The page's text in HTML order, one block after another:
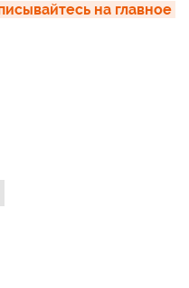
на главное